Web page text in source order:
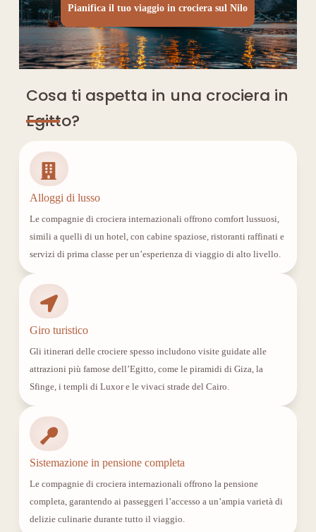
Pianifica il tuo viaggio in crociera sul Nilo
Cosa ti aspetta in una crociera in
Egitto?
Alloggi di lusso
Le compagnie di crociera internazionali offrono comfort lussuosi,
simili a quelli di un hotel, con cabine spaziose, ristoranti raffinati e
servizi di prima classe per un’esperienza di viaggio di alto livello.
Giro turistico
Gli itinerari delle crociere spesso includono visite guidate alle
attrazioni più famose dell’Egitto, come le piramidi di Giza, la
Sfinge, i templi di Luxor e le vivaci strade del Cairo.
Sistemazione in pensione completa
Le compagnie di crociera internazionali offrono la pensione
completa, garantendo ai passeggeri l’accesso a un’ampia varietà di
delizie culinarie durante tutto il viaggio.